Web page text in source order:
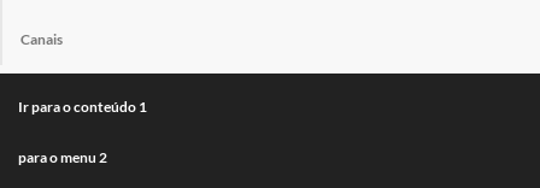
Canais
Ir para o conteúdo 1
para o menu 2